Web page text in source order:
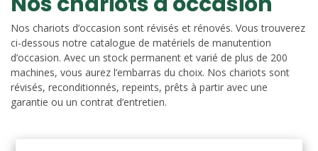
Nos chariots d’occasion sont révisés et rénovés. Vous trouverez
ci-dessous notre catalogue de matériels de manutention
d’occasion. Avec un stock permanent et varié de plus de 200
machines, vous aurez l’embarras du choix. Nos chariots sont
révisés, reconditionnés, repeints, prêts à partir avec une
garantie ou un contrat d’entretien.